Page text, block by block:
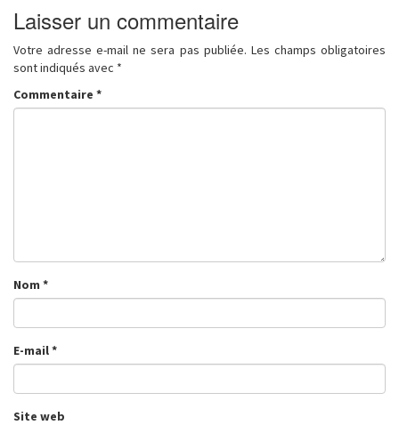
Laisser un commentaire
Votre adresse e-mail ne sera pas publiée. Les champs obligatoires
sont indiqués avec *
Commentaire *
Nom *
E-mail*
Site web